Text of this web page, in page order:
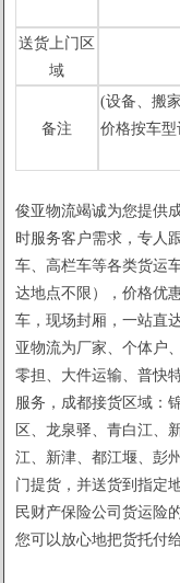
送货上门区
域
备注
(设备、搬
价格按车型
俊亚物流竭诚为您提供
时服务客户需求，专人
车、高栏车等各类货运
达地点不限），价格优
车，现场封厢，一站直
亚物流为厂家、个体户
零担、大件运输、普快
服务，成都接货区域：
区、龙泉驿、青白江、
江、新津、都江堰、彭
门提货，并送货到指定
民财产保险公司货运险
您可以放心地把货托付